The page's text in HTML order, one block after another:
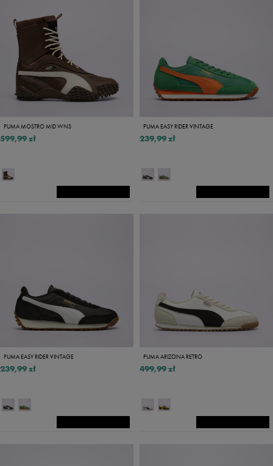
PUMA MOSTRO MID WNS
599,99 zł
PUMA EASY RIDER VINTAGE
239,99 zł
PUMA EASY RIDER VINTAGE
239,99 zł
PUMA ARIZONA RETRO
499,99 zł